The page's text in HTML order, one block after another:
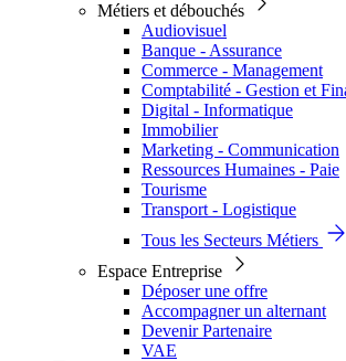
Métiers et débouchés
Audiovisuel
Banque - Assurance
Commerce - Management
Comptabilité - Gestion et
Digital - Informatique
Immobilier
Marketing - Communication
Ressources Humaines - Paie
Tourisme
Transport - Logistique
Tous les Secteurs Métiers
Espace Entreprise
Déposer une offre
Accompagner un alternant
Devenir Partenaire
VAE